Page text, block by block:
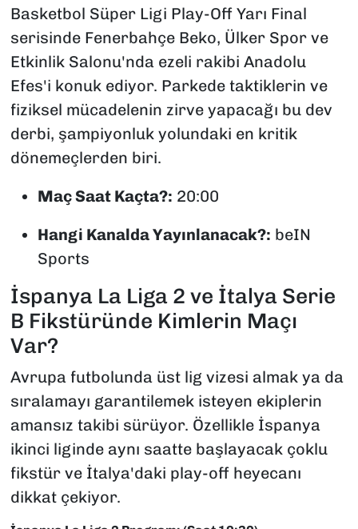
Basketbol Süper Ligi Play-Off Yarı Final
serisinde Fenerbahçe Beko, Ülker Spor ve
Etkinlik Salonu'nda ezeli rakibi Anadolu
Efes'i konuk ediyor. Parkede taktiklerin ve
fiziksel mücadelenin zirve yapacağı bu dev
derbi, şampiyonluk yolundaki en kritik
dönemeçlerden biri.
Maç Saat Kaçta?: 20:00
Hangi Kanalda Yayınlanacak?: beIN
Sports
İspanya La Liga 2 ve İtalya Serie
B Fikstüründe Kimlerin Maçı
Var?
Avrupa futbolunda üst lig vizesi almak ya da
sıralamayı garantilemek isteyen ekiplerin
amansız takibi sürüyor. Özellikle İspanya
ikinci liginde aynı saatte başlayacak çoklu
fikstür ve İtalya'daki play-off heyecanı
dikkat çekiyor.